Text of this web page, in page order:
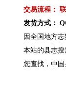
交易流程：
发货方式：
因全国地方
本站的县志
您查找，中